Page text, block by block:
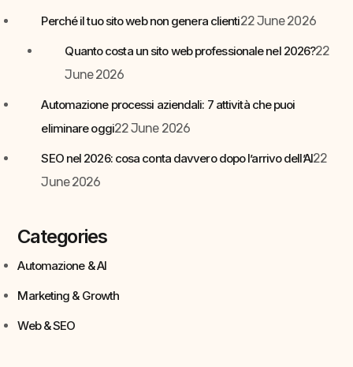
Perché il tuo sito web non genera clienti22 June 2026
Quanto costa un sito web professionale nel 2026?22
June 2026
Automazione processi aziendali: 7 attività che puoi
eliminare oggi22 June 2026
SEO nel 2026: cosa conta davvero dopo l’arrivo dell’AI22
June 2026
Categories
Automazione & AI
Marketing & Growth
Web & SEO